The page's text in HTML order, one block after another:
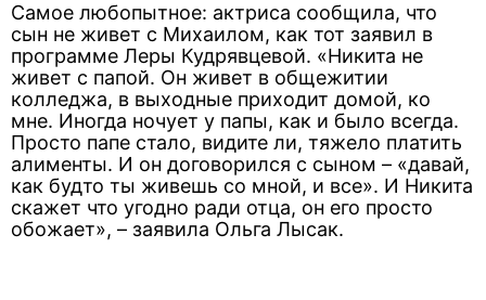
Самое любопытное: актриса сообщила, что
сын не живет с Михаилом, как тот заявил в
программе Леры Кудрявцевой. «Никита не
живет с папой. Он живет в общежитии
колледжа, в выходные приходит домой, ко
мне. Иногда ночует у папы, как и было всегда.
Просто папе стало, видите ли, тяжело платить
алименты. И он договорился с сыном – «давай,
как будто ты живешь со мной, и все». И Никита
скажет что угодно ради отца, он его просто
обожает», – заявила Ольга Лысак.